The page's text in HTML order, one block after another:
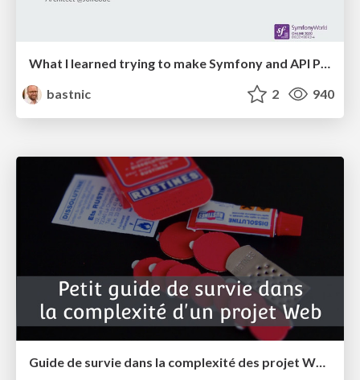
What I learned trying to make Symfony and API Platform 50% faster
bastnic
2 940
Guide de survie dans la complexité des projet Web - aka Dette technique